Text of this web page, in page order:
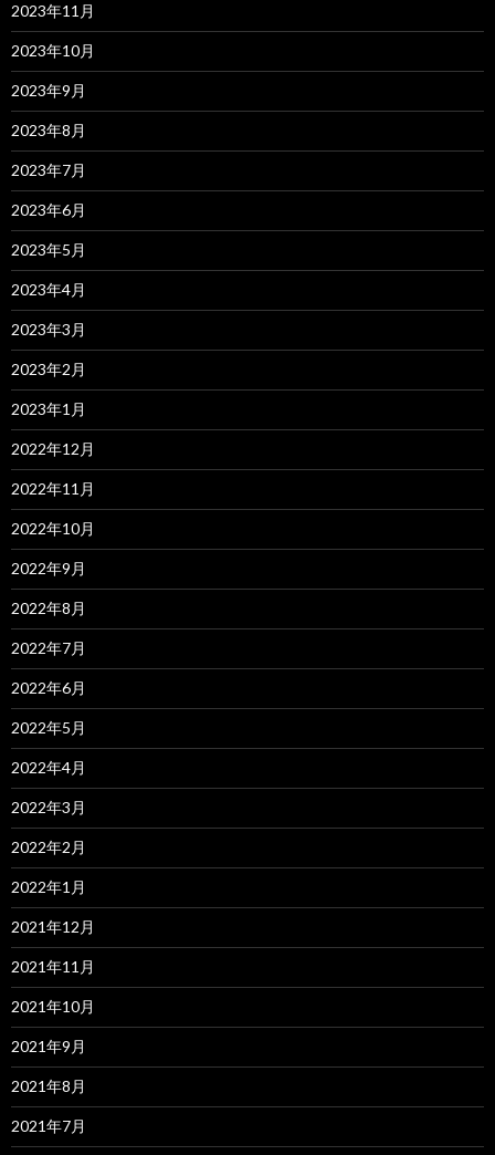
2023年11月
2023年10月
2023年9月
2023年8月
2023年7月
2023年6月
2023年5月
2023年4月
2023年3月
2023年2月
2023年1月
2022年12月
2022年11月
2022年10月
2022年9月
2022年8月
2022年7月
2022年6月
2022年5月
2022年4月
2022年3月
2022年2月
2022年1月
2021年12月
2021年11月
2021年10月
2021年9月
2021年8月
2021年7月